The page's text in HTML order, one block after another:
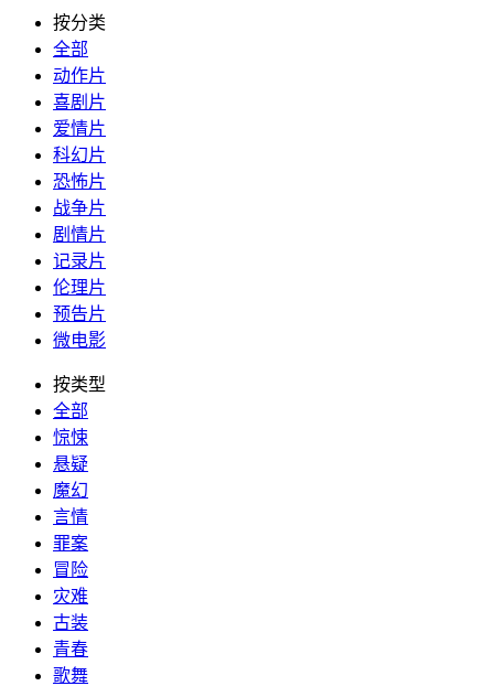
按分类
全部
动作片
喜剧片
爱情片
科幻片
恐怖片
战争片
剧情片
记录片
伦理片
预告片
微电影
按类型
全部
惊悚
悬疑
魔幻
言情
罪案
冒险
灾难
古装
青春
歌舞